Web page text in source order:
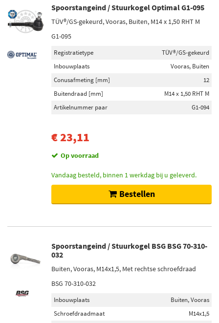
Spoorstangeind / Stuurkogel Optimal G1-095
TÜV®/GS-gekeurd, Vooras, Buiten, M14 x 1,50 RHT M
G1-095
Registratietype
TÜV®/GS-gekeurd
Inbouwplaats
Vooras, Buiten
Conusafmeting [mm]
12
Buitendraad [mm]
M14 x 1,50 RHT M
Artikelnummer paar
G1-094
€ 23,11
Op voorraad
Vandaag besteld, binnen 1 werkdag bij u geleverd.
Bestellen
Spoorstangeind / Stuurkogel BSG BSG 70-310-
032
Buiten, Vooras, M14x1,5, Met rechtse schroefdraad
BSG 70-310-032
Inbouwplaats
Buiten, Vooras
Schroefdraadmaat
M14x1,5